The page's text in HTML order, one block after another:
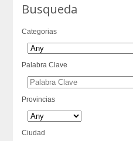
Busqueda
Categorias
Palabra Clave
Provincias
Ciudad